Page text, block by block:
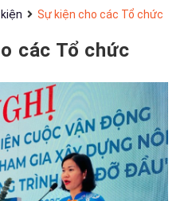
Sự kiện cho các Tổ chức
các Tổ chức